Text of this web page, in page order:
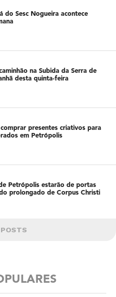
do Sesc Nogueira acontece
na Subida da Serra de
desta quinta-feira
presentes criativos para
em Petrópolis
Petrópolis estarão de portas
prolongado de Corpus Christi